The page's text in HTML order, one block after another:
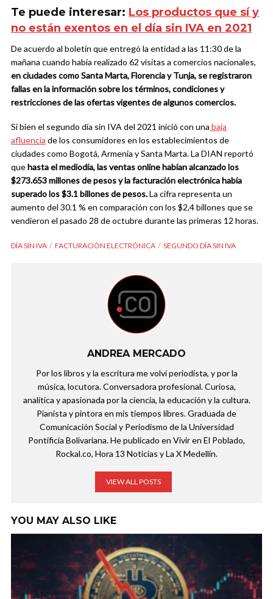
Te puede interesar: Los productos que sí y
no están exentos en el día sin IVA en 2021
De acuerdo al boletín que entregó la entidad a las 11:30 de la
mañana cuando había realizado 62 visitas a comercios nacionales,
en ciudades como Santa Marta, Florencia y Tunja, se registraron
fallas en la información sobre los términos, condiciones y
restricciones de las ofertas vigentes de algunos comercios.
Si bien el segundo día sin IVA del 2021 inició con una baja
afluencia de los consumidores en los establecimientos de
ciudades como Bogotá, Armenia y Santa Marta. La DIAN reportó
quehasta el mediodía, las ventas online habían alcanzado los
$273.653 millones de pesos y la facturación electrónica había
superado los $3.1 billones de pesos.La cifra representa un
aumento del 30.1 % en comparación con los $2,4 billones que se
vendieron el pasado 28 de octubre durante las primeras 12 horas.
DÍA SIN IVA FACTURACIÓN ELECTRÓNICA SEGUNDO DÍA SIN IVA
ANDREA MERCADO
Por los libros y la escritura me volví periodista, y por la
música, locutora. Conversadora profesional. Curiosa,
analítica y apasionada por la ciencia, la educación y la cultura.
Pianista y pintora en mis tiempos libres. Graduada de
Comunicación Social y Periodismo de la Universidad
Pontificia Bolivariana. He publicado en Vivir en El Poblado,
Rockal.co, Hora 13 Noticias y La X Medellín.
VIEW ALL POSTS
YOU MAY ALSO LIKE